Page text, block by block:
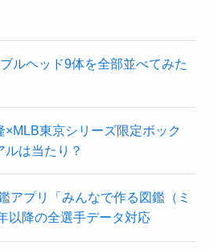
ルヘッド9体を全部並べてみた
×MLB東京シリーズ限定ボック
ルは当たり？
アプリ「みんなで作る図鑑（ミ
以降の全選手データ対応